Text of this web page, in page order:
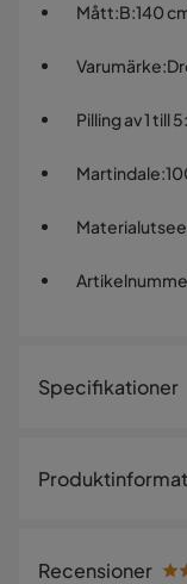
Mått:B:140
Varumärke:
Pilling av 1 till 5:
Martindale:
Specifikationer
Storlek
Gaveln har en
Recensioner